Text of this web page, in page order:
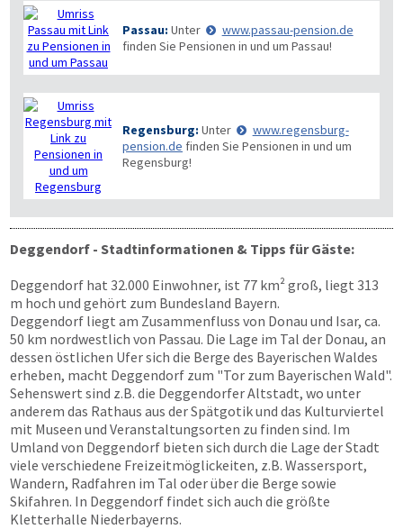
Passau: Unter
www.passau-pension.de
finden Sie Pensionen in und um Passau!
Regensburg: Unter
www.regensburg-
pension.de finden Sie Pensionen in und um
Regensburg!
Deggendorf - Stadtinformationen & Tipps für Gäste:
Deggendorf hat 32.000 Einwohner, ist 77 km² groß, liegt 313
m hoch und gehört zum Bundesland Bayern.
Deggendorf liegt am Zusammenfluss von Donau und Isar, ca.
50 km nordwestlich von Passau. Die Lage im Tal der Donau, an
dessen östlichen Ufer sich die Berge des Bayerischen Waldes
erheben, macht Deggendorf zum "Tor zum Bayerischen Wald".
Sehenswert sind z.B. die Deggendorfer Altstadt, wo unter
anderem das Rathaus aus der Spätgotik und das Kulturviertel
mit Museen und Veranstaltungsorten zu finden sind. Im
Umland von Deggendorf bieten sich durch die Lage der Stadt
viele verschiedene Freizeitmöglickeiten, z.B. Wassersport,
Wandern, Radfahren im Tal oder über die Berge sowie
Skifahren. In Deggendorf findet sich auch die größte
Kletterhalle Niederbayerns.